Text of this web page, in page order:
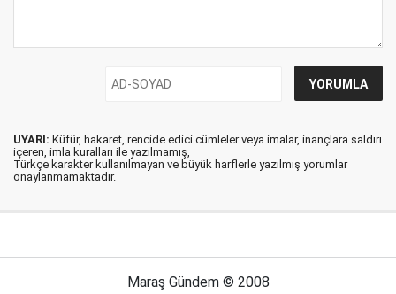
UYARI: Küfür, hakaret, rencide edici cümleler veya imalar, inançlara saldırı
içeren, imla kuralları ile yazılmamış,
Türkçe karakter kullanılmayan ve büyük harflerle yazılmış yorumlar
onaylanmamaktadır.
Maraş Gündem © 2008